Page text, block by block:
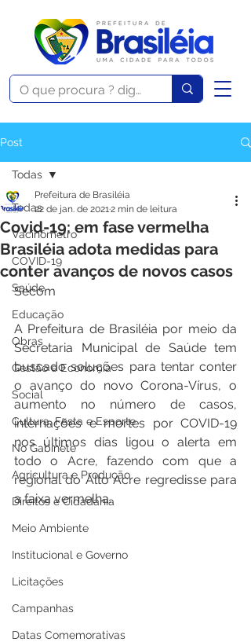
Post
Todas
Vacinômetro
COVID-19
Saúde
Educação
Obras
Gestão e Economia
Social
Cultura, Festa e Esporte
No Gabinete
Agricultura e Produção
Direitos e Cidadania
Meio Ambiente
Institucional e Governo
Licitações
Campanhas
Datas Comemorativas
Todas
Covid-19: em fase vermelha
Brasiléia adota medidas para
conter avanços de novos casos
Prefeitura de Brasiléia
22 de jan. de 20212 min de leitura
Secom
A Prefeitura de Brasiléia por meio da
Secretaria Municipal de Saúde tem
buscado soluções para tentar conter
o avanço do novo Corona-Vírus, o
aumento no número de casos,
internações e mortes por COVID-19
nos últimos dias ligou o alerta em
todo o Acre, fazendo com que a
regional do Alto Acre regredisse para
a faixa vermelha.